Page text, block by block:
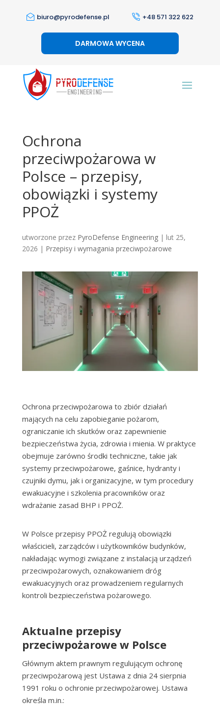
biuro@pyrodefense.pl +48 571 322 622
DARMOWA WYCENA
Ochrona
przeciwpożarowa w
Polsce – przepisy,
obowiązki i systemy
PPOŻ
utworzone przez PyroDefense Engineering| lut 25,
2026 | Przepisy i wymagania przeciwpożarowe
Ochrona przeciwpożarowa to zbiór działań
mających na celu zapobieganie pożarom,
ograniczanie ich skutków oraz zapewnienie
bezpieczeństwa życia, zdrowia i mienia. W praktyce
obejmuje zarówno środki techniczne, takie jak
systemy przeciwpożarowe, gaśnice, hydranty i
czujniki dymu, jak i organizacyjne, w tym procedury
ewakuacyjne i szkolenia pracowników oraz
wdrażanie zasad BHP i PPOŻ.
W Polsce przepisy PPOŻ regulują obowiązki
właścicieli, zarządców i użytkowników budynków,
nakładając wymogi związane z instalacją urządzeń
przeciwpożarowych, oznakowaniem dróg
ewakuacyjnych oraz prowadzeniem regularnych
kontroli bezpieczeństwa pożarowego.
Aktualne przepisy
przeciwpożarowe w Polsce
Głównym aktem prawnym regulującym ochronę
przeciwpożarową jest Ustawa z dnia 24 sierpnia
1991 roku o ochronie przeciwpożarowej. Ustawa
określa m.in.: